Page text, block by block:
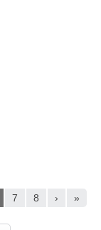
7 8 › »